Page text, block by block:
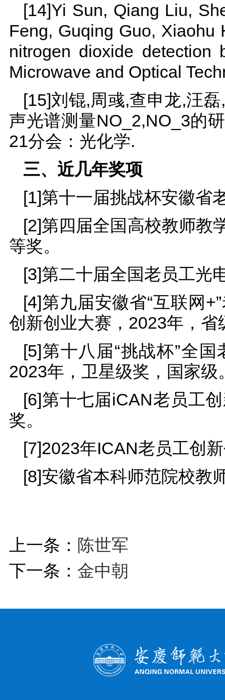
[14]Yi Sun, Qiang Liu,
Feng, Guqing Guo, Xiaohu
nitrogen dioxide detection
Microwave and Optical
[15]刘锟,周彧,查申龙,汪
声光谱测量NO_2,NO_3的
21分会：光化学.
三、近几年奖项
[1]第十一届挑战杯安徽省
[2]第四届全国高校教师教
等奖。
[3]第二十届全国老员工光
[4]第九届安徽省“互联网
创新创业大赛，2023年，省
[5]第十八届“挑战杯”全
2023年，卫星级奖，国家级
[6]第十七届iCAN老员工
奖。
[7]2023年ICAN老员工创
[8]安徽省本科师范院校教
上一条： 陈世军
下一条： 金中朝